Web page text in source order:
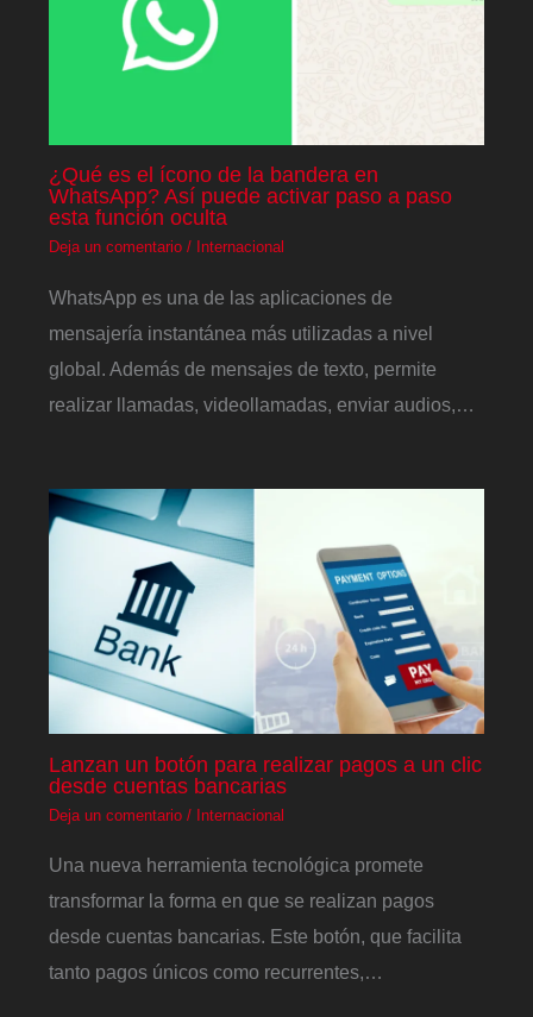
¿Qué es el ícono de la bandera en
WhatsApp? Así puede activar paso a paso
esta función oculta
Deja un comentario / Internacional
WhatsApp es una de las aplicaciones de
mensajería instantánea más utilizadas a nivel
global. Además de mensajes de texto, permite
realizar llamadas, videollamadas, enviar audios,…
Lanzan un botón para realizar pagos a un clic
desde cuentas bancarias
Deja un comentario / Internacional
Una nueva herramienta tecnológica promete
transformar la forma en que se realizan pagos
desde cuentas bancarias. Este botón, que facilita
tanto pagos únicos como recurrentes,…